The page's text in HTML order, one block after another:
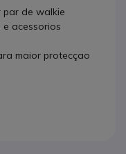
par de walkie
acessorios
maior protecçao